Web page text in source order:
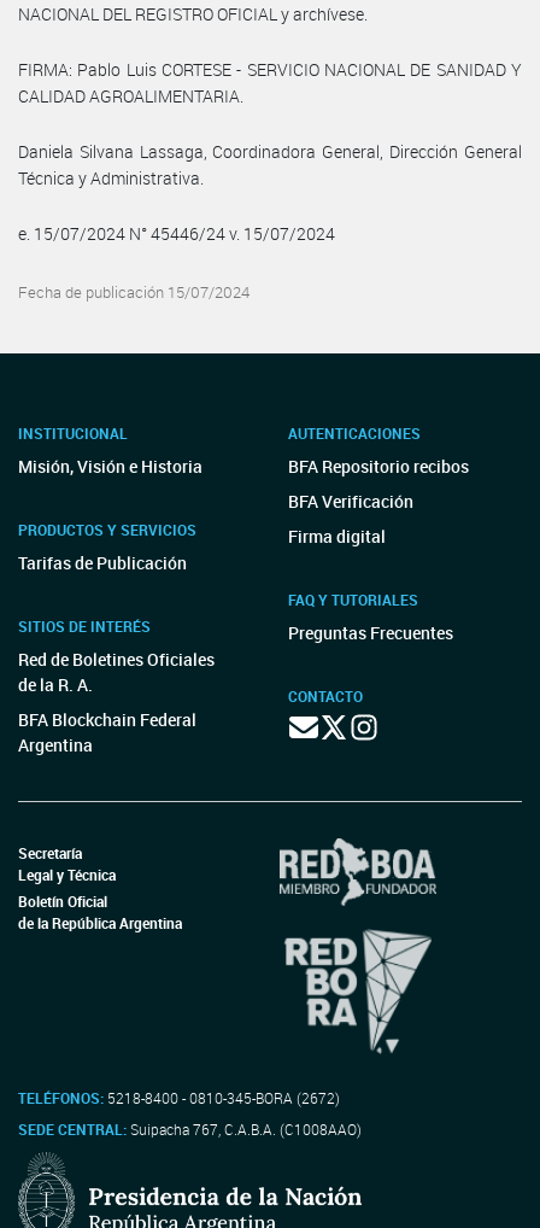
NACIONAL DEL REGISTRO OFICIAL y archívese.
FIRMA: Pablo Luis CORTESE - SERVICIO NACIONAL DE SANIDAD Y
CALIDAD AGROALIMENTARIA.
Daniela Silvana Lassaga, Coordinadora General, Dirección General
Técnica y Administrativa.
e. 15/07/2024 N° 45446/24 v. 15/07/2024
Fecha de publicación 15/07/2024
INSTITUCIONAL
Misión, Visión e Historia
PRODUCTOS Y SERVICIOS
Tarifas de Publicación
SITIOS DE INTERÉS
Red de Boletines Oficiales
de la R. A.
BFA Blockchain Federal
Argentina
AUTENTICACIONES
BFA Repositorio recibos
BFA Verificación
Firma digital
FAQ Y TUTORIALES
Preguntas Frecuentes
CONTACTO
Secretaría
Legal y Técnica
Boletín Oficial
de la República Argentina
TELÉFONOS: 5218-8400 - 0810-345-BORA (2672)
SEDE CENTRAL:Suipacha 767, C.A.B.A. (C1008AAO)